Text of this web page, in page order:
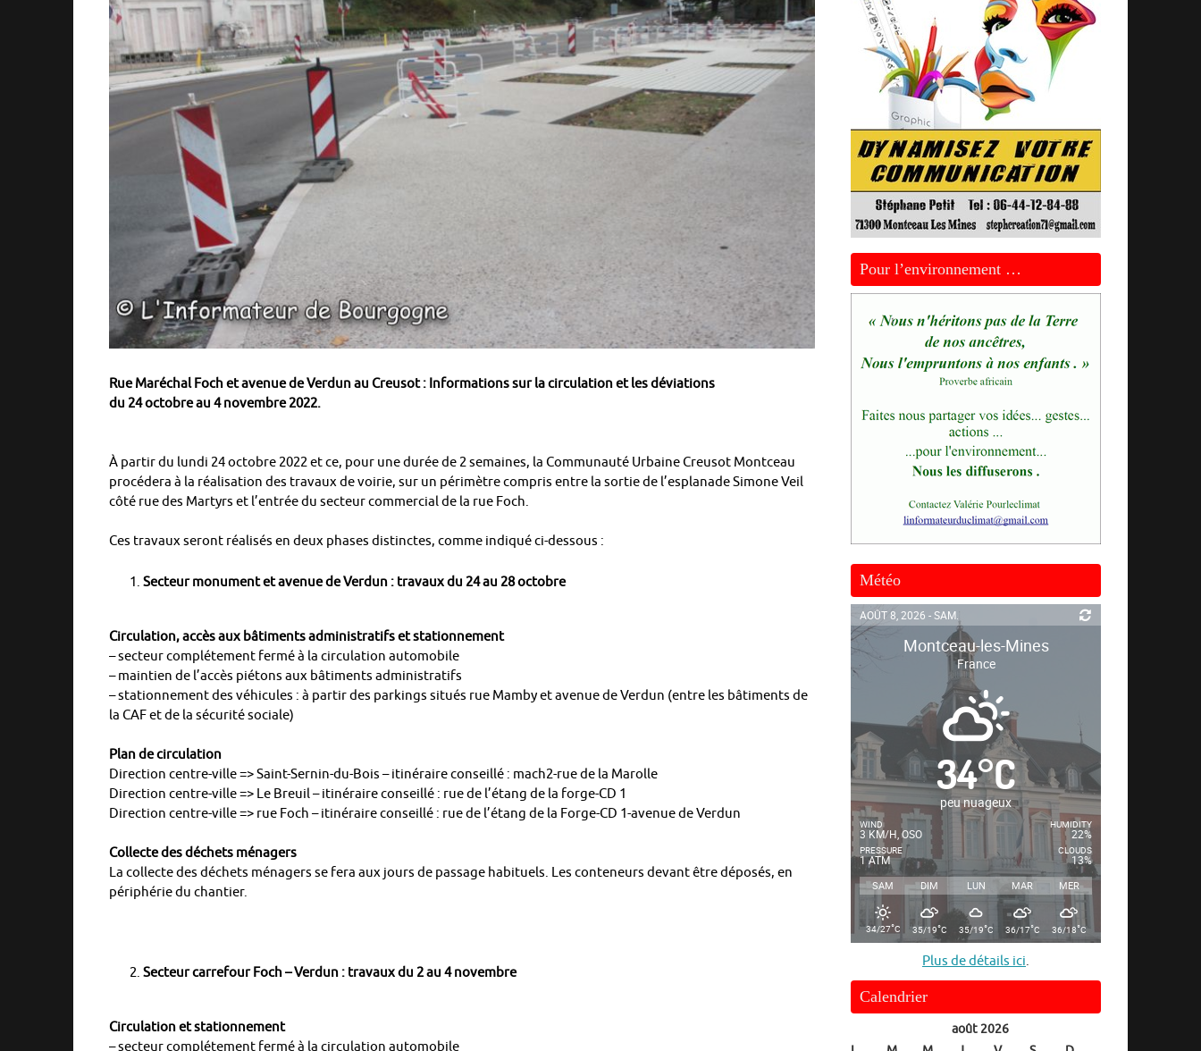
Rue Maréchal Foch et avenue de Verdun au Creusot : Informations sur la circulation et les déviations
du 24 octobre au 4 novembre 2022.
À partir du lundi 24 octobre 2022 et ce, pour une durée de 2 semaines, la Communauté Urbaine Creusot Montceau
procédera à la réalisation des travaux de voirie, sur un périmètre compris entre la sortie de l’esplanade Simone Veil
côté rue des Martyrs et l’entrée du secteur commercial de la rue Foch.
Ces travaux seront réalisés en deux phases distinctes, comme indiqué ci-dessous :
Secteur monument et avenue de Verdun : travaux du 24 au 28 octobre
Circulation, accès aux bâtiments administratifs et stationnement
– secteur complétement fermé à la circulation automobile
– maintien de l’accès piétons aux bâtiments administratifs
– stationnement des véhicules : à partir des parkings situés rue Mamby et avenue de Verdun (entre les bâtiments de
la CAF et de la sécurité sociale)
Plan de circulation
Direction centre-ville => Saint-Sernin-du-Bois – itinéraire conseillé : mach2-rue de la Marolle
Direction centre-ville => Le Breuil – itinéraire conseillé : rue de l’étang de la forge-CD 1
Direction centre-ville => rue Foch – itinéraire conseillé : rue de l’étang de la Forge-CD 1-avenue de Verdun
Collecte des déchets ménagers
La collecte des déchets ménagers se fera aux jours de passage habituels. Les conteneurs devant être déposés, en
périphérie du chantier.
Secteur carrefour Foch – Verdun : travaux du 2 au 4 novembre
Circulation et stationnement
– secteur complétement fermé à la circulation automobile
Pour l’environnement …
Météo
AOÛT 8, 2026 - SAM.
Montceau-les-Mines
France
34°C
peu nuageux
WIND
3 KM/H, OSO
PRESSURE
1 ATM
HUMIDITY
22%
CLOUDS
13%
SAM DIM LUN MAR MER
34/27°C 35/19°C 35/19°C 36/17°C 36/18°C
Plus de détails ici.
Calendrier
août 2026